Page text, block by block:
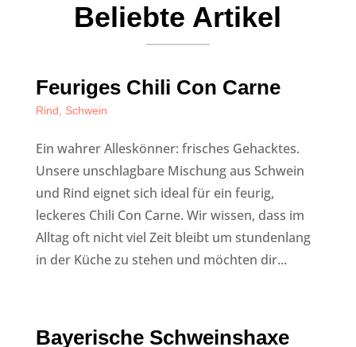
Beliebte Artikel
Feuriges Chili Con Carne
Rind, Schwein
Ein wahrer Alleskönner: frisches Gehacktes.
Unsere unschlagbare Mischung aus Schwein
und Rind eignet sich ideal für ein feurig,
leckeres Chili Con Carne. Wir wissen, dass im
Alltag oft nicht viel Zeit bleibt um stundenlang
in der Küche zu stehen und möchten dir...
Bayerische Schweinshaxe